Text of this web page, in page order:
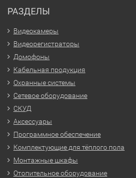
РАЗДЕЛЫ
Видеокамеры
Видеорегистраторы
Домофоны
Кабельная продукция
Охранные системы
Сетевое оборудование
СКУД
Аксессуары
Программное обеспечение
Комплектующие для тёплого пола
Монтажные шкафы
Отопительное оборудование